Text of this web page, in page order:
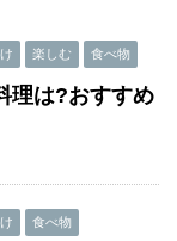
楽しむ 食べ物
理は?おすすめ
食べ物